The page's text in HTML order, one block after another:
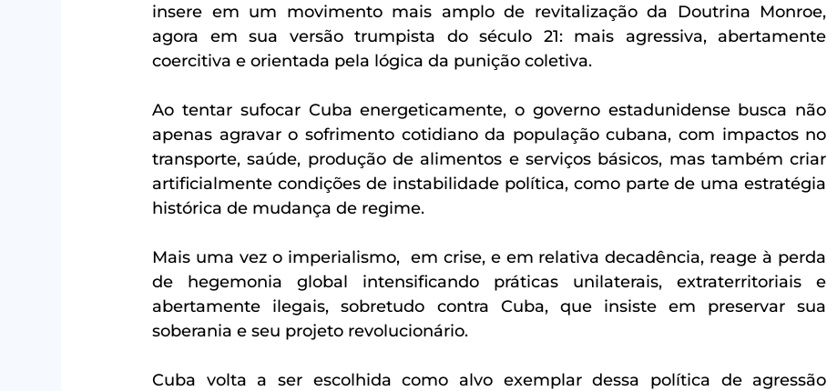
insere em um movimento mais amplo de revitalização da Doutrina Monroe,
agora em sua versão trumpista do século 21: mais agressiva, abertamente
coercitiva e orientada pela lógica da punição coletiva.
Ao tentar sufocar Cuba energeticamente, o governo estadunidense busca não
apenas agravar o sofrimento cotidiano da população cubana, com impactos no
transporte, saúde, produção de alimentos e serviços básicos, mas também criar
artificialmente condições de instabilidade política, como parte de uma estratégia
histórica de mudança de regime.
Mais uma vez o imperialismo,  em crise, e em relativa decadência, reage à perda
de hegemonia global intensificando práticas unilaterais, extraterritoriais e
abertamente ilegais, sobretudo contra Cuba, que insiste em preservar sua
soberania e seu projeto revolucionário.
Cuba volta a ser escolhida como alvo exemplar dessa política de agressão